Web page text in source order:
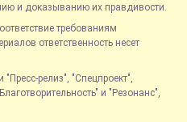
и доказыванию их правдивости.
требованиям
ответственность несет
релиз", "Спецпроект",
и "Резонанс",